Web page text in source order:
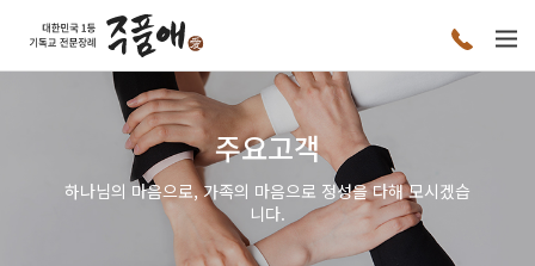
주요고객
하나님의 마음으로, 가족의 마음으로 정성을 다해 모시겠습
니다.